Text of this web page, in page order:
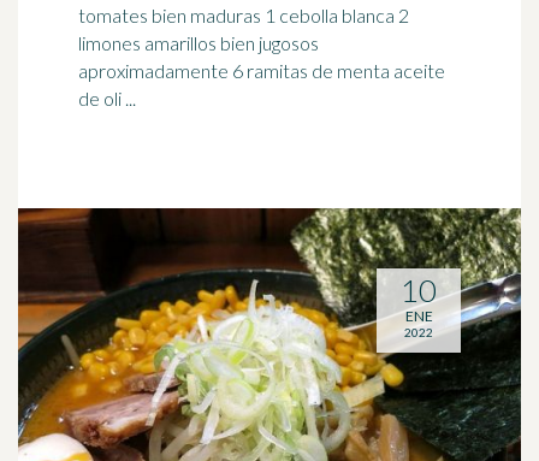
tomates bien maduras 1 cebolla blanca 2
limones amarillos bien jugosos
aproximadamente 6 ramitas de menta aceite
de oli ...
10
ENE
2022